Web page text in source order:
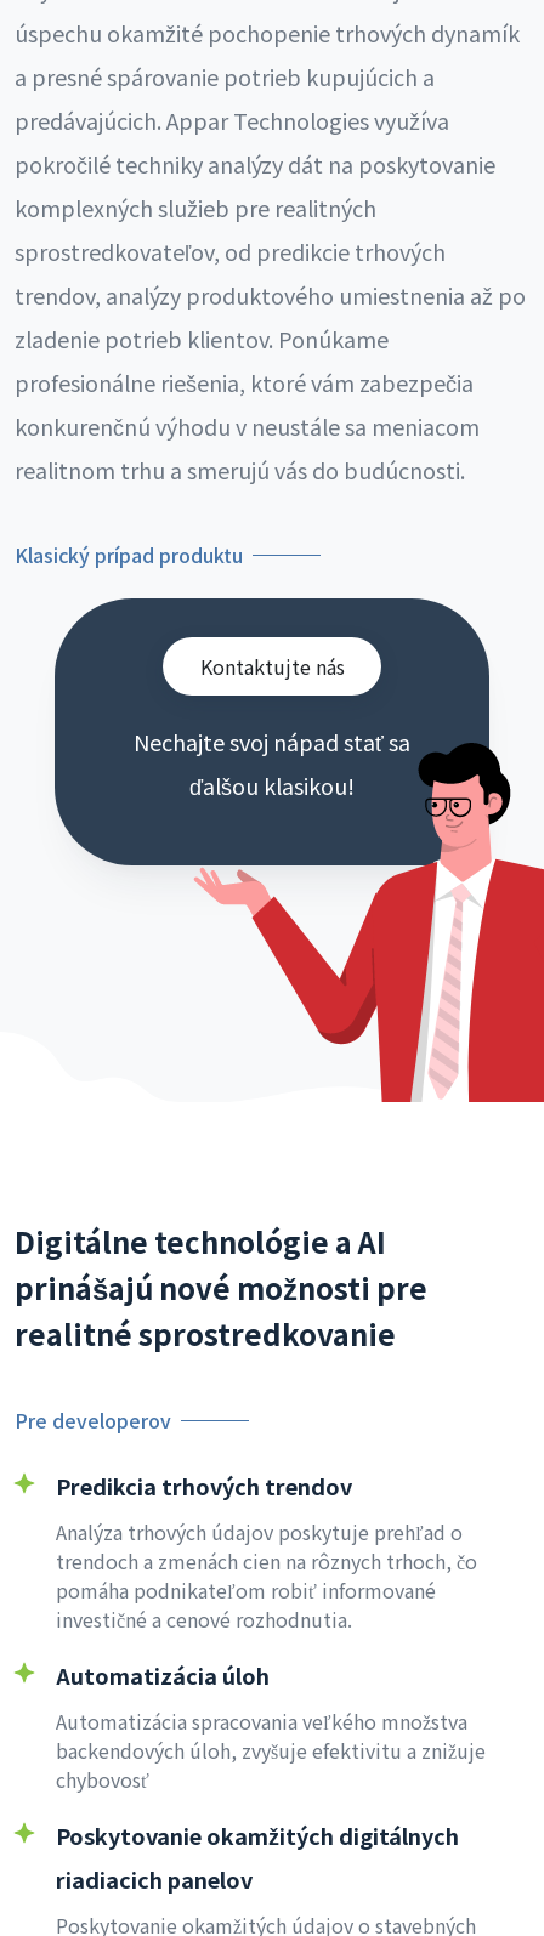
úspechu okamžité pochopenie trhových dynamík
a presné spárovanie potrieb kupujúcich a
predávajúcich. Appar Technologies využíva
pokročilé techniky analýzy dát na poskytovanie
komplexných služieb pre realitných
sprostredkovateľov, od predikcie trhových
trendov, analýzy produktového umiestnenia až po
zladenie potrieb klientov. Ponúkame
profesionálne riešenia, ktoré vám zabezpečia
konkurenčnú výhodu v neustále sa meniacom
realitnom trhu a smerujú vás do budúcnosti.
Klasický prípad produktu
Kontaktujte nás
Nechajte svoj nápad stať sa
ďalšou klasikou!
Digitálne technológie a AI
prinášajú nové možnosti pre
realitné sprostredkovanie
Pre developerov
Predikcia trhových trendov
Analýza trhových údajov poskytuje prehľad o
trendoch a zmenách cien na rôznych trhoch, čo
pomáha podnikateľom robiť informované
investičné a cenové rozhodnutia.
Automatizácia úloh
Automatizácia spracovania veľkého množstva
backendových úloh, zvyšuje efektivitu a znižuje
chybovosť
Poskytovanie okamžitých digitálnych
riadiacich panelov
Poskytovanie okamžitých údajov o stavebných